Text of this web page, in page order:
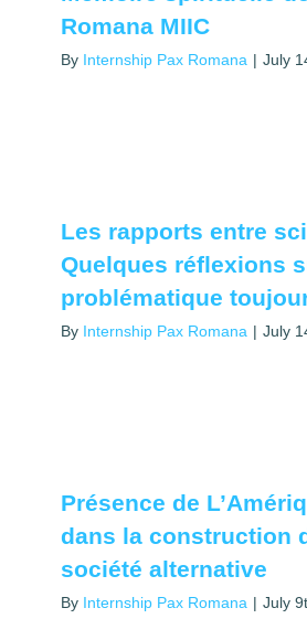
Romana MIIC
By Internship Pax Romana | July
Les rapports entre
Quelques réflexions
problématique
By Internship Pax Romana | July
Présence de
dans la construction
société alternative
By Internship Pax Romana | July